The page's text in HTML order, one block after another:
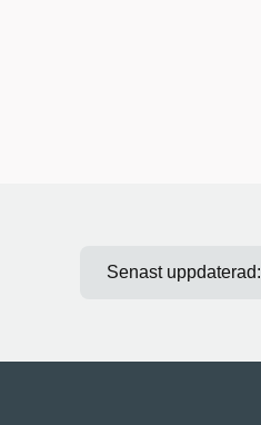
Senast uppdaterad: